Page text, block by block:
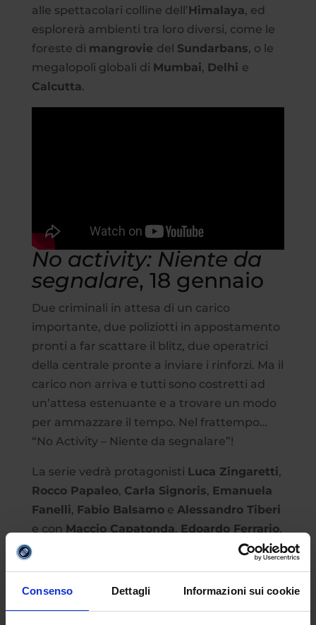
Consenso Dettagli Informazioni sui cookie
alle spettacolari colline dell’Himalaya, ed
esplorerà ambienti tra loro diversi, come le
foreste di mangrovie del Sundarbans, o le
megalopoli globali di Mumbai, Delhi e
Calcutta.
No activity: Niente da
segnalare, 18 gennaio
Due criminali in attesa di un carico
importante, due poliziotti in appostamento
pronti a far scattare il blitz, due operatrici
della centrale pronte a inviare i rinforzi. Ma il
carico non arriva e tutti sono costretti ad
un’attesa estenuante e a trovare un modo
per ammazzare il tempo. Nel frattempo…
“No Activity – Niente da segnalare”!
La serie vedrà protagonisti Luca Zingaretti,
Rocco Papaleo, Carla Signoris, Emanuela
Fanelli, Fabio Balsamoe Alessandro Tiberi
e con Maccio Capatonda, Edoardo Ferrario,
Sara Lazzaro
Lorella
Abatantuono